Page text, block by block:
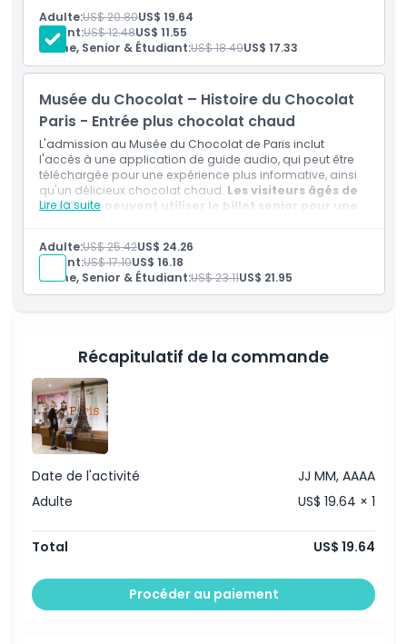
Points forts
Politique enfant/adulte
Heures d'ouverture
À savoir
Emplacement
Politique d'annulation
Adulte:US$ 20.80US$ 19.64
Enfant:US$ 12.48US$ 11.55
Jeune, Senior & Étudiant:US$ 18.49US$ 17.33
Musée du Chocolat – Histoire du Chocolat
Paris - Entrée plus chocolat chaud
L'admission au Musée du Chocolat de Paris inclut
l'accès à une application de guide audio, qui peut être
téléchargée pour une expérience plus informative, ainsi
qu'un délicieux chocolat chaud. Les visiteurs âgés de
12 à 17 ans peuvent utiliser le billet senior pour une
chaude tout en apprenant l'histoire et la production du
chocolat.
Lire la suite
Adulte:US$ 25.42US$ 24.26
Enfant:US$ 17.10US$ 16.18
Jeune, Senior & Étudiant:US$ 23.11US$ 21.95
Récapitulatif de la commande
Date de l'activité
JJ MM, AAAA
Adulte
US$ 19.64 × 1
Total US$ 19.64
Procéder au paiement